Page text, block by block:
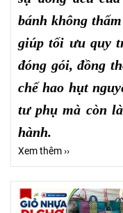
bánh không
giúp tối ưu quy
đóng gói, đồng
chế hao hụt
tư phụ mà còn
hành.
Xem thêm ››